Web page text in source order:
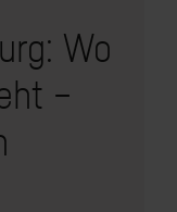
Wo
–